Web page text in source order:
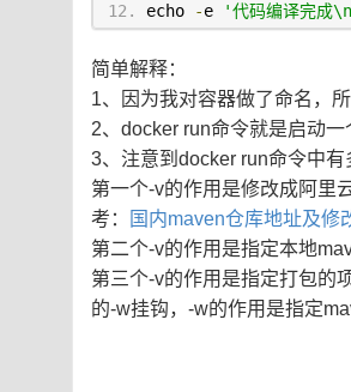
echo
-e '代码编译完成
简单解释：
1、因为我对容器做了命名，
2、docker run命令就是启动
3、注意到docker run命令中有
第一个-v的作用是修改成阿里
考：
国内maven仓库地址及修
第二个-v的作用是指定本地
第三个-v的作用是指定打包的
的-w挂钩，-w的作用是指定